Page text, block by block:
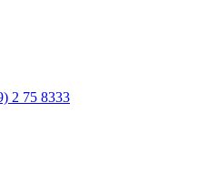
2 75 8333